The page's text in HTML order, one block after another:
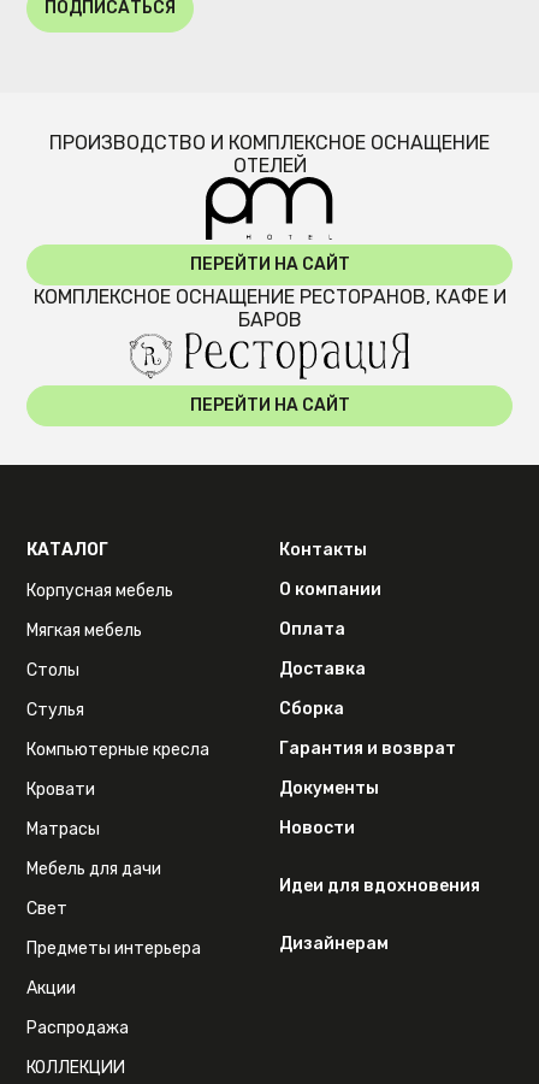
ПОДПИСАТЬСЯ
ПРОИЗВОДСТВО И КОМПЛЕКСНОЕ ОСНАЩЕНИЕ
ОТЕЛЕЙ
ПЕРЕЙТИ НА САЙТ
КОМПЛЕКСНОЕ ОСНАЩЕНИЕ РЕСТОРАНОВ, КАФЕ И
БАРОВ
ПЕРЕЙТИ НА САЙТ
КАТАЛОГ
Корпусная мебель
Мягкая мебель
Столы
Стулья
Компьютерные кресла
Кровати
Матрасы
Мебель для дачи
Свет
Предметы интерьера
Акции
Распродажа
КОЛЛЕКЦИИ
Контакты
О компании
Оплата
Доставка
Сборка
Гарантия и возврат
Документы
Новости
Идеи для вдохновения
Дизайнерам